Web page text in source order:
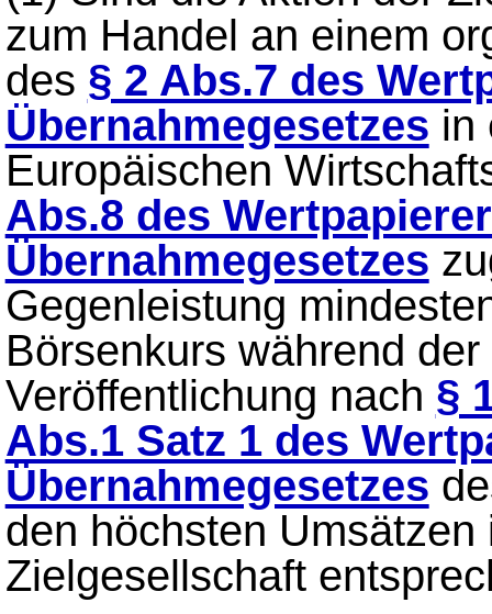
zum Handel an einem
des § 2 Abs.7 des
Übernahmegesetzes in
Europäischen
Abs.8 des
Übernahmegesetzes
Gegenleistung
Börsenkurs während
Veröffentlichung nach §
Abs.1 Satz 1 des
Übernahmegesetzes
den höchsten
Zielgesellschaft